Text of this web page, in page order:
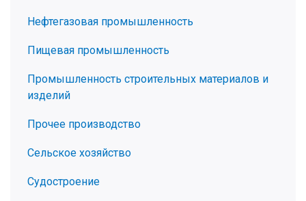
Нефтегазовая промышленность
Пищевая промышленность
Промышленность строительных материалов и
изделий
Прочее производство
Сельское хозяйство
Судостроение